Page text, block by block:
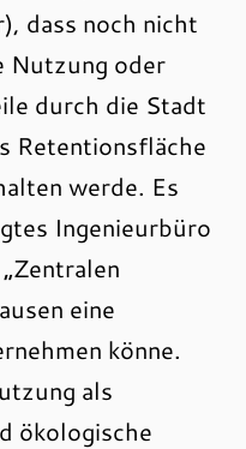
dass noch nicht
Nutzung oder
durch die Stadt
Retentionsfläche
werde. Es
Ingenieurbüro
eine
könne.
als
ökologische